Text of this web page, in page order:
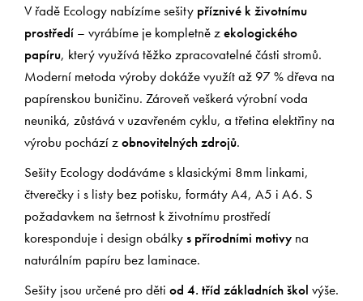
V řadě Ecology nabízíme sešity příznivé k životnímu
prostředí – vyrábíme je kompletně zekologického
papíru, který využívá těžko zpracovatelné části stromů.
Moderní metoda výroby dokáže využít až 97 % dřeva na
papírenskou buničinu. Zároveň veškerá výrobní voda
neuniká, zůstává v uzavřeném cyklu, a třetina elektřiny na
výrobu pochází zobnovitelných zdrojů.
Sešity Ecology dodáváme s klasickými 8mm linkami,
čtverečky i s listy bez potisku, formáty A4, A5 i A6. S
požadavkem na šetrnost k životnímu prostředí
koresponduje i design obálkys přírodními motivy na
naturálním papíru bez laminace.
Sešity jsou určené pro děti od 4. tříd základních škol výše.